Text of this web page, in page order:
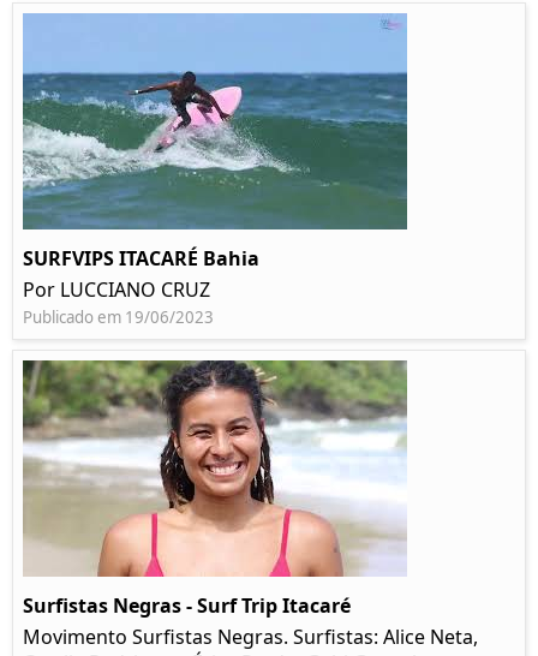
SURFVIPS ITACARÉ Bahia
Por LUCCIANO CRUZ
Publicado em 19/06/2023
Surfistas Negras - Surf Trip Itacaré
Movimento Surfistas Negras. Surfistas: Alice Neta,